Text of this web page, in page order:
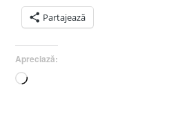
Partajează
Apreciază:
Încarc...